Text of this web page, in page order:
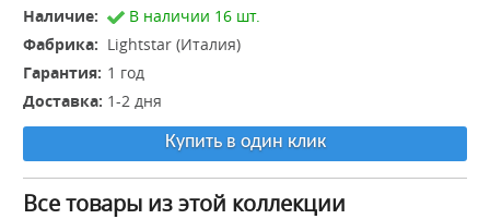
Наличие:
В наличии 16 шт.
Фабрика: Lightstar (Италия)
Гарантия: 1 год
Доставка: 1-2 дня
Купить в один клик
Все товары из этой коллекции